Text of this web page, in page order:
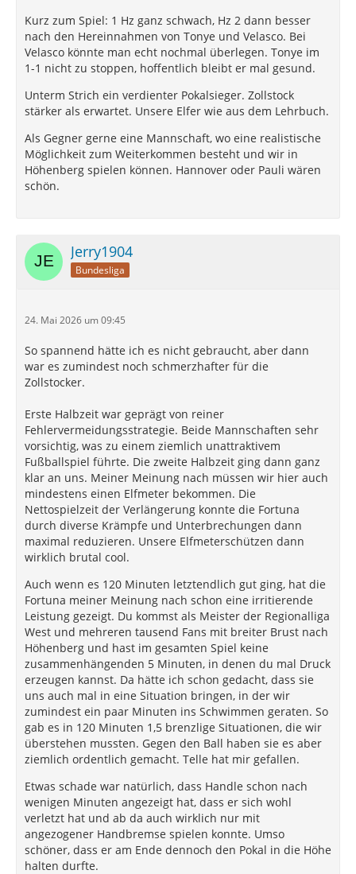
Kurz zum Spiel: 1 Hz ganz schwach, Hz 2 dann besser
nach den Hereinnahmen von Tonye und Velasco. Bei
Velasco könnte man echt nochmal überlegen. Tonye im
1-1 nicht zu stoppen, hoffentlich bleibt er mal gesund.
Unterm Strich ein verdienter Pokalsieger. Zollstock
stärker als erwartet. Unsere Elfer wie aus dem Lehrbuch.
Als Gegner gerne eine Mannschaft, wo eine realistische
Möglichkeit zum Weiterkommen besteht und wir in
Höhenberg spielen können. Hannover oder Pauli wären
schön.
Jerry1904
Bundesliga
24. Mai 2026 um 09:45
So spannend hätte ich es nicht gebraucht, aber dann
war es zumindest noch schmerzhafter für die
Zollstocker.
Erste Halbzeit war geprägt von reiner
Fehlervermeidungsstrategie. Beide Mannschaften sehr
vorsichtig, was zu einem ziemlich unattraktivem
Fußballspiel führte. Die zweite Halbzeit ging dann ganz
klar an uns. Meiner Meinung nach müssen wir hier auch
mindestens einen Elfmeter bekommen. Die
Nettospielzeit der Verlängerung konnte die Fortuna
durch diverse Krämpfe und Unterbrechungen dann
maximal reduzieren. Unsere Elfmeterschützen dann
wirklich brutal cool.
Auch wenn es 120 Minuten letztendlich gut ging, hat die
Fortuna meiner Meinung nach schon eine irritierende
Leistung gezeigt. Du kommst als Meister der Regionalliga
West und mehreren tausend Fans mit breiter Brust nach
Höhenberg und hast im gesamten Spiel keine
zusammenhängenden 5 Minuten, in denen du mal Druck
erzeugen kannst. Da hätte ich schon gedacht, dass sie
uns auch mal in eine Situation bringen, in der wir
zumindest ein paar Minuten ins Schwimmen geraten. So
gab es in 120 Minuten 1,5 brenzlige Situationen, die wir
überstehen mussten. Gegen den Ball haben sie es aber
ziemlich ordentlich gemacht. Telle hat mir gefallen.
Etwas schade war natürlich, dass Handle schon nach
wenigen Minuten angezeigt hat, dass er sich wohl
verletzt hat und ab da auch wirklich nur mit
angezogener Handbremse spielen konnte. Umso
schöner, dass er am Ende dennoch den Pokal in die Höhe
halten durfte.